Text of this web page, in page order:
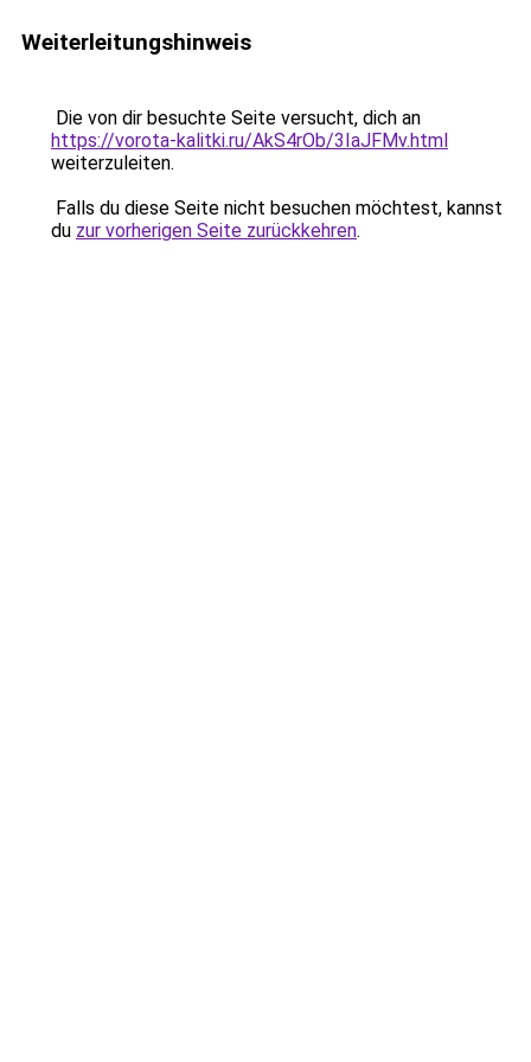
Weiterleitungshinweis
Die von dir besuchte Seite versucht, dich an
https://vorota-kalitki.ru/AkS4rOb/3IaJFMv.html
weiterzuleiten.
Falls du diese Seite nicht besuchen möchtest, kannst
du zur vorherigen Seite zurückkehren.